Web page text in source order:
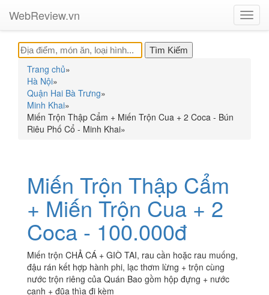
WebReview.vn
Trang chủ»
Hà Nội»
Quận Hai Bà Trưng»
Minh Khai»
Miến Trộn Thập Cẩm + Miến Trộn Cua + 2 Coca - Bún
Riêu Phố Cổ - Minh Khai»
Miến Trộn Thập Cẩm
+ Miến Trộn Cua + 2
Coca - 100.000đ
Miến trộn CHẢ CÁ + GIÒ TAI, rau cần hoặc rau muống,
đậu rán kết hợp hành phi, lạc thơm lừng + trộn cùng
nước trộn riêng của Quán Bao gồm hộp đựng + nước
canh + đũa thìa đi kèm